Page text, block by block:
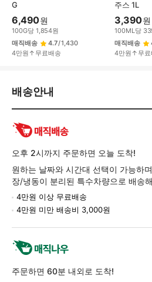
G
6,490원
100G당 1,854원
매직배송
4.7/1,430
4만원↑무료배송
주스 1L
3,390원
100ML당
매직배송
4만원↑무료
배
환/
품
보
배송안내
오후 2시까지 주문하면 오늘 도착!
원하는 날짜와 시간대 선택이 가능하
장/냉동이 분리된 특수차량으로 배송
4만원 이상 무료배송
4만원 미만 배송비 3,000원
주문하면 60분 내외로 도착!